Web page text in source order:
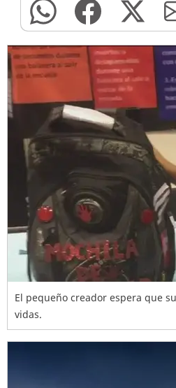
El pequeño creador espera que
vidas.